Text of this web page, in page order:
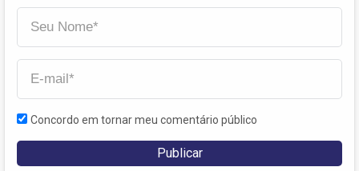
Concordo em tornar meu comentário público